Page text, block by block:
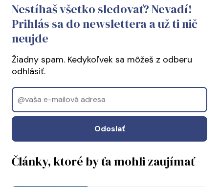
Nestíhaš všetko sledovať? Nevadí!
Prihlás sa do newslettera a už ti nič
neujde
Žiadny spam. Kedykoľvek sa môžeš z odberu
odhlásiť.
Email
Odoslať
Články, ktoré by ťa mohli zaujímať